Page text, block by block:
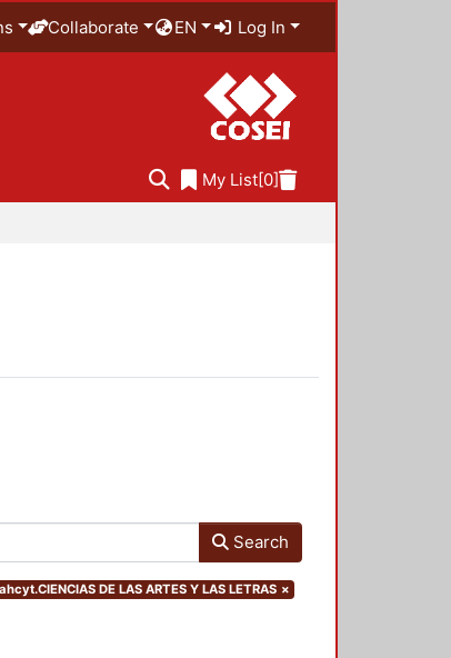
Collaborate EN Log In
My List[0]
Search
DE LAS ARTES Y LAS LETRAS ×